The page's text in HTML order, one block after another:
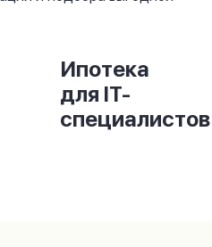
Ипотека
для IT-
специалистов